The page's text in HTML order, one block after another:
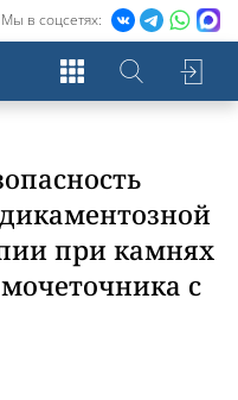
Мы в соцсетях:
при камнях
с